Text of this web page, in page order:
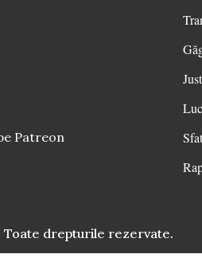
Patreon
Toate drepturile rezervate.